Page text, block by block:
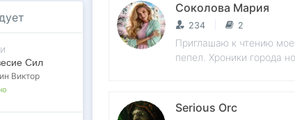
Сил
Виктор
Соколова Мария
234 2
Приглашаю к чтению
пепел. Хроники города
Serious Orc